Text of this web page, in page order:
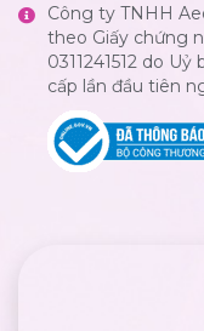
Công ty TNHH
theo Giấy chứng
0311241512 do
cấp lần đầu tiên